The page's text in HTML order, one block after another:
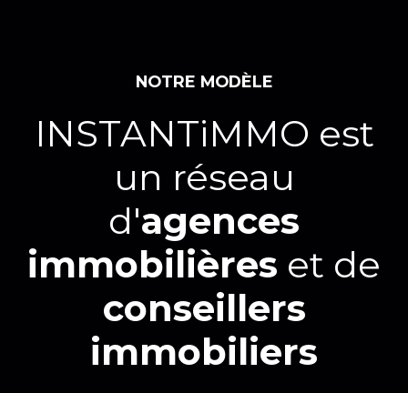
NOTRE MODÈLE
INSTANTiMMO est
un réseau
d'agences
immobilières et de
conseillers
immobiliers